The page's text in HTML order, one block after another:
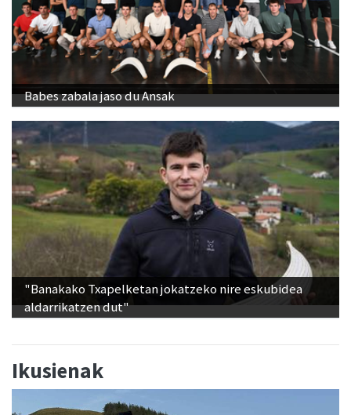
Babes zabala jaso du Ansak
"Banakako Txapelketan jokatzeko nire eskubidea
aldarrikatzen dut"
Ikusienak